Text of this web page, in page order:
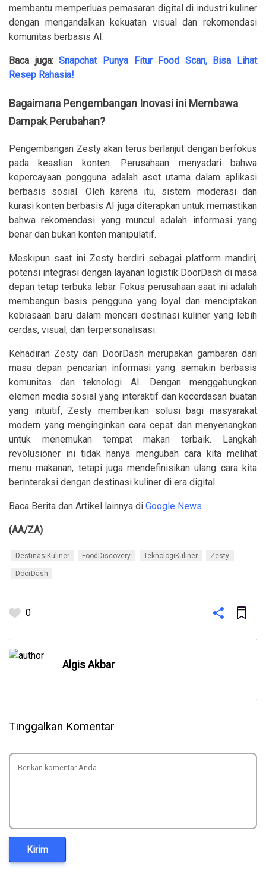
membantu memperluas pemasaran digital di industri kuliner
dengan mengandalkan kekuatan visual dan rekomendasi
komunitas berbasis AI.
Baca juga:Snapchat Punya Fitur Food Scan, Bisa Lihat
Resep Rahasia!
Bagaimana Pengembangan Inovasi ini Membawa
Dampak Perubahan?
Pengembangan Zesty akan terus berlanjut dengan berfokus
pada keaslian konten. Perusahaan menyadari bahwa
kepercayaan pengguna adalah aset utama dalam aplikasi
berbasis sosial. Oleh karena itu, sistem moderasi dan
kurasi konten berbasis AI juga diterapkan untuk memastikan
bahwa rekomendasi yang muncul adalah informasi yang
benar dan bukan konten manipulatif.
Meskipun saat ini Zesty berdiri sebagai platform mandiri,
potensi integrasi dengan layanan logistik DoorDash di masa
depan tetap terbuka lebar. Fokus perusahaan saat ini adalah
membangun basis pengguna yang loyal dan menciptakan
kebiasaan baru dalam mencari destinasi kuliner yang lebih
cerdas, visual, dan terpersonalisasi.
Kehadiran Zesty dari DoorDash merupakan gambaran dari
masa depan pencarian informasi yang semakin berbasis
komunitas dan teknologi AI. Dengan menggabungkan
elemen media sosial yang interaktif dan kecerdasan buatan
yang intuitif, Zesty memberikan solusi bagi masyarakat
modern yang menginginkan cara cepat dan menyenangkan
untuk menemukan tempat makan terbaik. Langkah
revolusioner ini tidak hanya mengubah cara kita melihat
menu makanan, tetapi juga mendefinisikan ulang cara kita
berinteraksi dengan destinasi kuliner di era digital.
Baca Berita dan Artikel lainnya di Google News.
(AA/ZA)
DestinasiKuliner FoodDiscovery TeknologiKuliner Zesty
DoorDash
0
Algis Akbar
Tinggalkan Komentar
Kirim